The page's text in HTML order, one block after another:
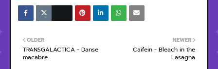
NEWER
Caifein - Bleach in the
Lasagna
OLDER
TRANSGALACTICA - Danse
macabre